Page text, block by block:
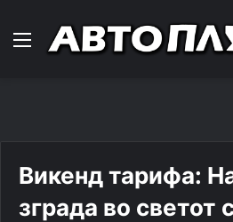
Навигација
Викенд тарифа:
зграда во светот